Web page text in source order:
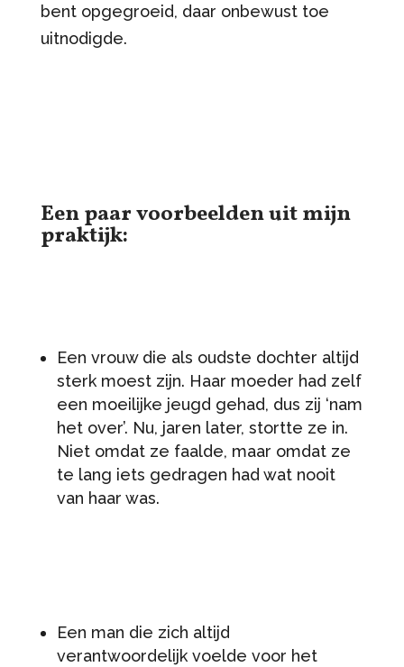
bent opgegroeid, daar onbewust toe
uitnodigde.
Een paar voorbeelden uit mijn
praktijk:
Een vrouw die als oudste dochter altijd
sterk moest zijn. Haar moeder had zelf
een moeilijke jeugd gehad, dus zij ‘nam
het over’. Nu, jaren later, stortte ze in.
Niet omdat ze faalde, maar omdat ze
te lang iets gedragen had wat nooit
van haar was.
Een man die zich altijd
verantwoordelijk voelde voor het